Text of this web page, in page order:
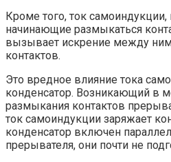
Кроме того, ток самоиндукции,
начинающие размыкаться
вызывает искрение между
контактов.
Это вредное влияние тока
конденсатор. Возникающий в
размыкания контактов
ток самоиндукции заряжает
конденсатор включен
прерывателя, они почти не